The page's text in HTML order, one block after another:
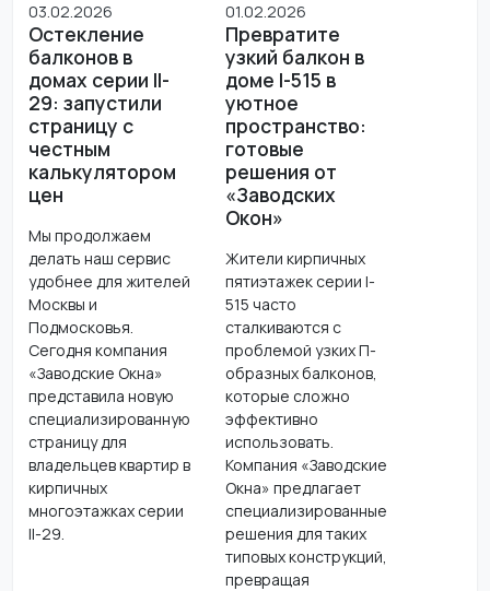
03.02.2026
Остекление
балконов в
домах серии II-
29: запустили
страницу с
честным
калькулятором
цен
Мы продолжаем
делать наш сервис
удобнее для жителей
Москвы и
Подмосковья.
Сегодня компания
«Заводские Окна»
представила новую
специализированную
страницу для
владельцев квартир в
кирпичных
многоэтажках серии
II-29.
01.02.2026
Превратите
узкий балкон в
доме I-515 в
уютное
пространство:
готовые
решения от
«Заводских
Окон»
Жители кирпичных
пятиэтажек серии I-
515 часто
сталкиваются с
проблемой узких П-
образных балконов,
которые сложно
эффективно
использовать.
Компания «Заводские
Окна» предлагает
специализированные
решения для таких
типовых конструкций,
превращая